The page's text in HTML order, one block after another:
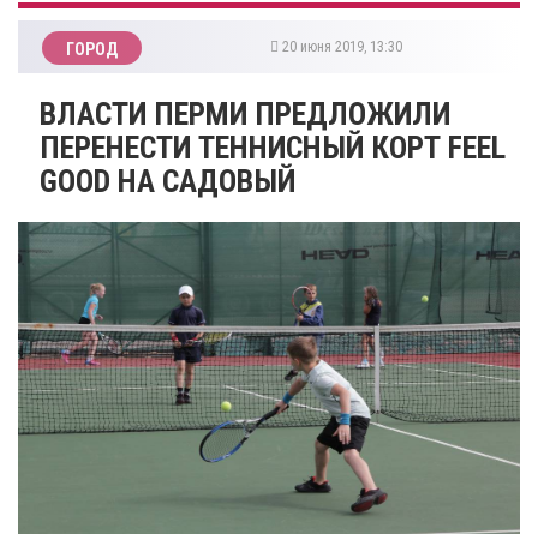
ГОРОД 20 июня 2019, 13:30
ВЛАСТИ ПЕРМИ ПРЕДЛОЖИЛИ
ПЕРЕНЕСТИ ТЕННИСНЫЙ КОРТ FEEL
GOOD НА САДОВЫЙ